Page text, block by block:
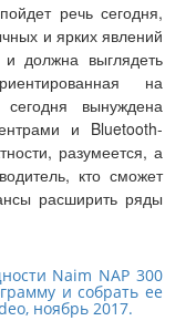
речь сегодня,
и ярких явлений
должна выглядеть
на
вынуждена
и Bluetooth-
разумеется, а
кто сможет
расширить ряды
Naim NAP 300
и собрать ее
ноябрь 2017.